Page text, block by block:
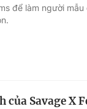
để làm người
của Savage X